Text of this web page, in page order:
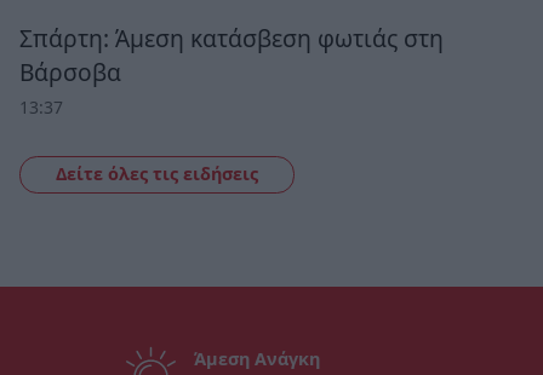
Σπάρτη: Άμεση κατάσβεση φωτιάς στη
Βάρσοβα
13:37
Δείτε όλες τις ειδήσεις
Άμεση Ανάγκη